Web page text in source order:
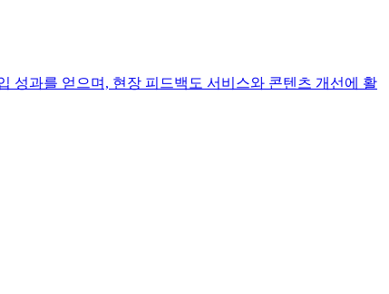
성과를 얻으며, 현장 피드백도 서비스와 콘텐츠 개선에 활